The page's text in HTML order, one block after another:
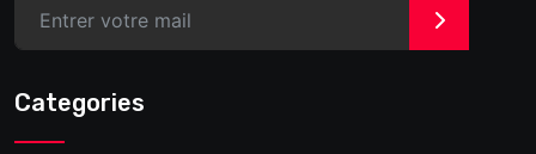
>
Categories